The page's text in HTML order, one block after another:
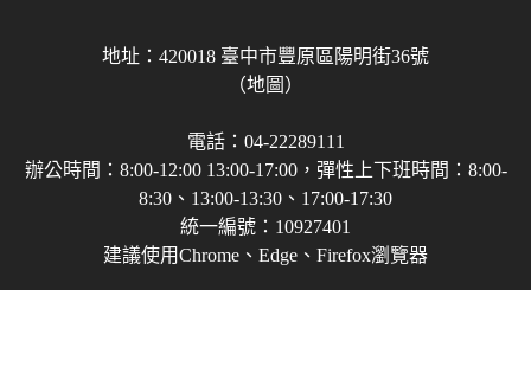
地址：420018 臺中市豐原區陽明街36號
（地圖）
電話：04-22289111
辦公時間：8:00-12:00 13:00-17:00，彈性上下班時間：8:00-
8:30、13:00-13:30、17:00-17:30
統一編號：10927401
建議使用Chrome、Edge、Firefox瀏覽器